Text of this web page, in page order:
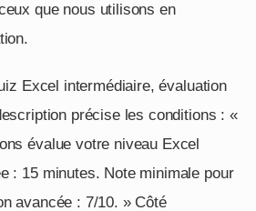
que nous utilisons en
Excel intermédiaire, évaluation
précise les conditions : «
évalue votre niveau Excel
: 15 minutes. Note minimale pour
avancée : 7/10. » Côté